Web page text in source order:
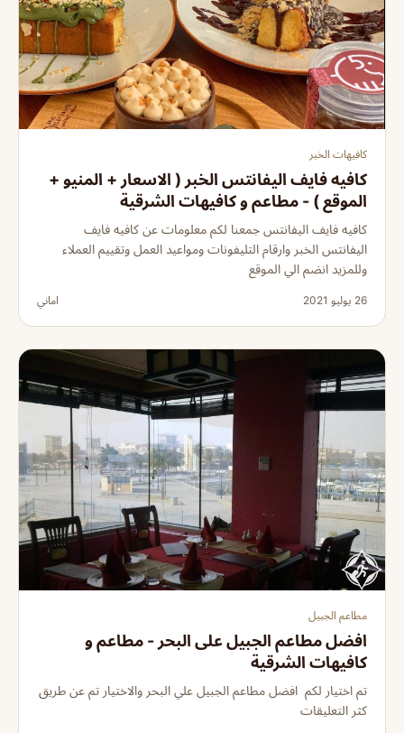
كافيهات الخبر
كافيه فايف اليفانتس الخبر ( الاسعار + المنيو +
الموقع ) - مطاعم و كافيهات الشرقية
كافيه فايف اليفانتس جمعنا لكم معلومات عن كافيه فايف
اليفانتس الخبر وارقام التليفونات ومواعيد العمل وتقييم العملاء
وللمزيد انضم الي الموقع
26 يوليو 2021 اماني
مطاعم الجبيل
افضل مطاعم الجبيل على البحر - مطاعم و
كافيهات الشرقية
تم اختيار لكم افضل مطاعم الجبيل علي البحر والاختيار تم عن طريق
كثر التعليقات